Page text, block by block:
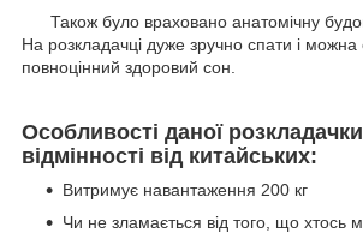
Також було враховано анатомічну
На розкладачці дуже зручно спати і можна
повноцінний здоровий сон.
Особливості даної
відмінності від китайських:
Витримує навантаження 200 кг
Чи не зламається від того, що хтось